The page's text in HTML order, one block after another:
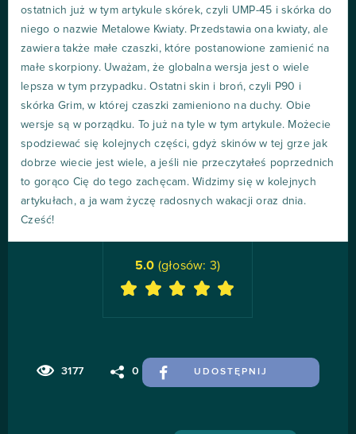
ostatnich już w tym artykule skórek, czyli UMP-45 i skórka do
niego o nazwie Metalowe Kwiaty. Przedstawia ona kwiaty, ale
zawiera także małe czaszki, które postanowione zamienić na
małe skorpiony. Uważam, że globalna wersja jest o wiele
lepsza w tym przypadku. Ostatni skin i broń, czyli P90 i
skórka Grim, w której czaszki zamieniono na duchy. Obie
wersje są w porządku. To już na tyle w tym artykule. Możecie
spodziewać się kolejnych części, gdyż skinów w tej grze jak
dobrze wiecie jest wiele, a jeśli nie przeczytałeś poprzednich
to gorąco Cię do tego zachęcam. Widzimy się w kolejnych
artykułach, a ja wam życzę radosnych wakacji oraz dnia.
Cześć!
3177 0 UDOSTĘPNIJ
5.0 (głosów: 3)